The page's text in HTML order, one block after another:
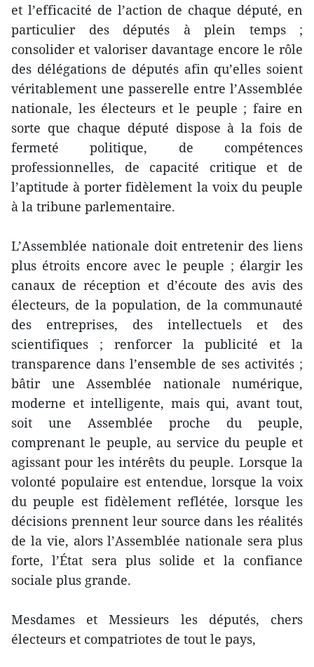
et l’efficacité de l’action de chaque député, en
particulier des députés à plein temps ;
consolider et valoriser davantage encore le rôle
des délégations de députés afin qu’elles soient
véritablement une passerelle entre l’Assemblée
nationale, les électeurs et le peuple ; faire en
sorte que chaque député dispose à la fois de
fermeté politique, de compétences
professionnelles, de capacité critique et de
l’aptitude à porter fidèlement la voix du peuple
à la tribune parlementaire.
L’Assemblée nationale doit entretenir des liens
plus étroits encore avec le peuple ; élargir les
canaux de réception et d’écoute des avis des
électeurs, de la population, de la communauté
des entreprises, des intellectuels et des
scientifiques ; renforcer la publicité et la
transparence dans l’ensemble de ses activités ;
bâtir une Assemblée nationale numérique,
moderne et intelligente, mais qui, avant tout,
soit une Assemblée proche du peuple,
comprenant le peuple, au service du peuple et
agissant pour les intérêts du peuple. Lorsque la
volonté populaire est entendue, lorsque la voix
du peuple est fidèlement reflétée, lorsque les
décisions prennent leur source dans les réalités
de la vie, alors l’Assemblée nationale sera plus
forte, l’État sera plus solide et la confiance
sociale plus grande.
Mesdames et Messieurs les députés, chers
électeurs et compatriotes de tout le pays,